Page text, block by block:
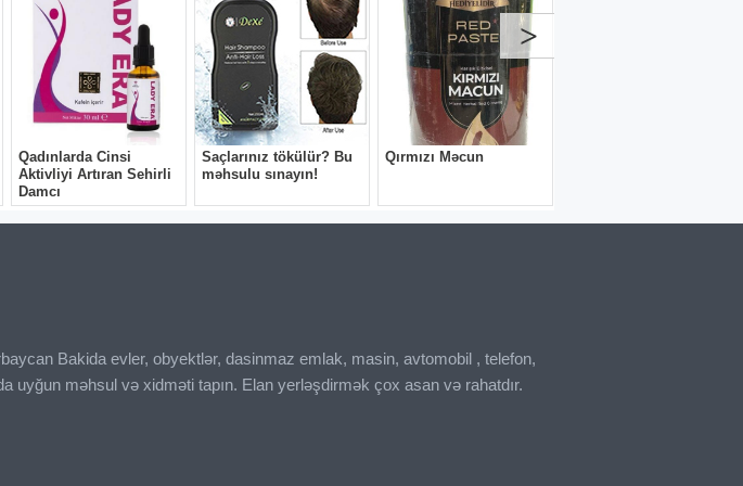
Bakida evler, obyektlər, dasinmaz emlak, masin, avtomobil , telefon,
məhsul və xidməti tapın. Elan yerləşdirmək çox asan və rahatdır.